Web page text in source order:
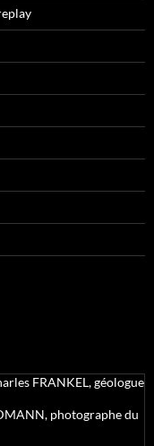
FRANKEL, géologue
photographe du